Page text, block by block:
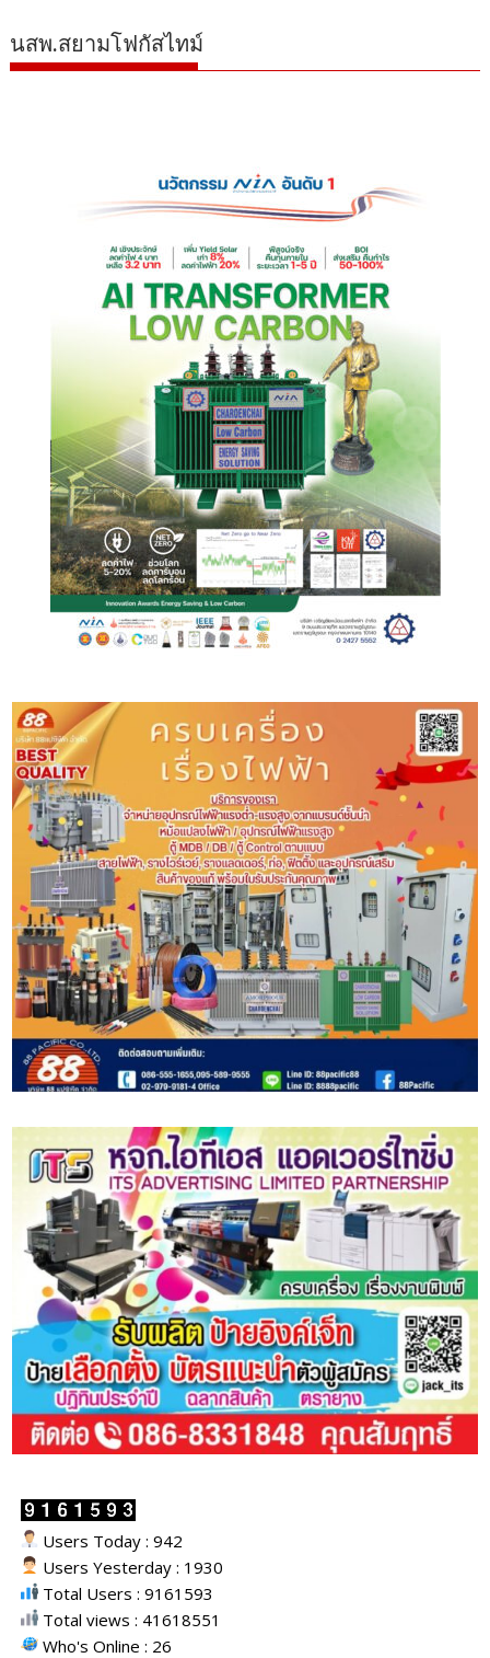
นสพ.สยามโฟกัสไทม์
Users Today : 942
Users Yesterday : 1930
Total Users : 9161593
Total views : 41618551
Who's Online : 26